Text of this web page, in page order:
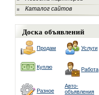
Каталог сайтов
Доска объявлений
Продам Услуги
Куплю Работа
Разное
Авто-
объявления